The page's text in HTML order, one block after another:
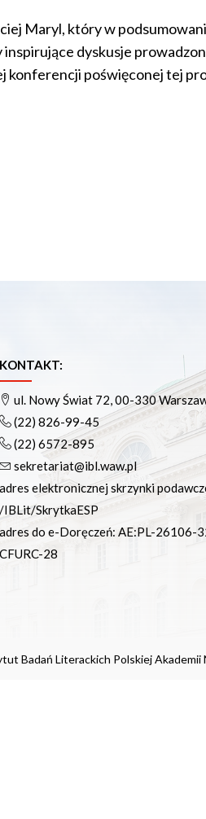
Maryl, który w
dyskusje
konferencji poświęconej tej
KONTAKT:
ul. Nowy Świat 72, 00-330
(22) 826-99-45
(22) 6572-895
sekretariat@ibl.waw.pl
adres elektronicznej skrzynki
/IBLit/SkrytkaESP
adres do e-Doręczeń: AE:PL-26106-
CFURC-28
Badań Literackich Polskiej Akademii